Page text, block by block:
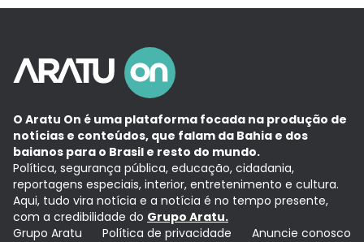
O Aratu On é uma plataforma focada na produção de
notícias e conteúdos, que falam da Bahia e dos
baianos para o Brasil e resto do mundo.
Política, segurança pública, educação, cidadania,
reportagens especiais, interior, entretenimento e cultura.
Aqui, tudo vira notícia e a notícia é no tempo presente,
com a credibilidade do Grupo Aratu.
Grupo Aratu
Política de privacidade Anuncie conosco